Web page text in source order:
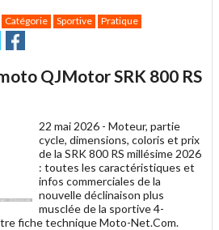
Catégorie Sportive
Pratique
Partager
sur
QJMotor SRK 800 RS
22 mai 2026 - Moteur, partie
cycle, dimensions, coloris et prix
de la SRK 800 RS millésime 2026
: toutes les caractéristiques et
infos commerciales de la
nouvelle déclinaison plus
musclée de la sportive 4-
fiche technique Moto-Net.Com.